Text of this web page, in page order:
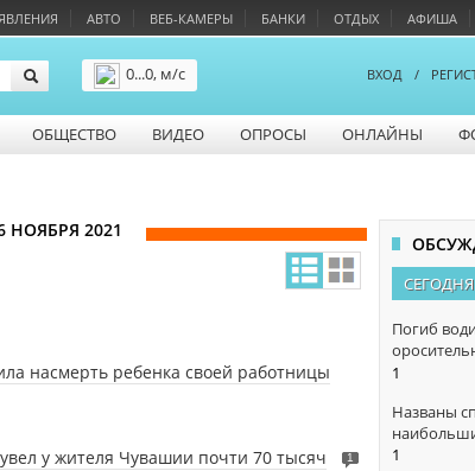
АВТО ВЕБ-КАМЕРЫ БАНКИ ОТДЫХ АФИША
0...0, м/с
ВХОД /
ОБЩЕСТВО ВИДЕО ОПРОСЫ ОНЛАЙНЫ
НОЯБРЯ 2021
насмерть ребенка своей работницы
у жителя Чувашии почти 70 тысяч 1
СЕГОДНЯ
Погиб
1
Названы
1